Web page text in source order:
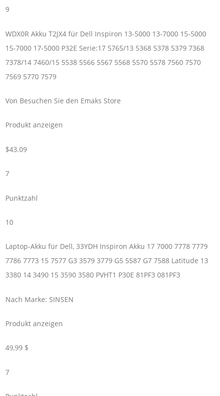
9
WDX0R Akku T2JX4 für Dell Inspiron 13-5000 13-7000 15-5000
15-7000 17-5000 P32E Serie:17 5765/13 5368 5378 5379 7368
7378/14 7460/15 5538 5566 5567 5568 5570 5578 7560 7570
7569 5770 7579
Von Besuchen Sie den Emaks Store
Produkt anzeigen
$43.09
7
Punktzahl
10
Laptop-Akku für Dell, 33YDH Inspiron Akku 17 7000 7778 7779
7786 7773 15 7577 G3 3579 3779 G5 5587 G7 7588 Latitude 13
3380 14 3490 15 3590 3580 PVHT1 P30E 81PF3 081PF3
Nach Marke: SINSEN
Produkt anzeigen
49,99 $
7